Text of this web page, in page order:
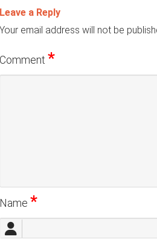
Leave a Reply
Your email address will not be
Comment *
Name *